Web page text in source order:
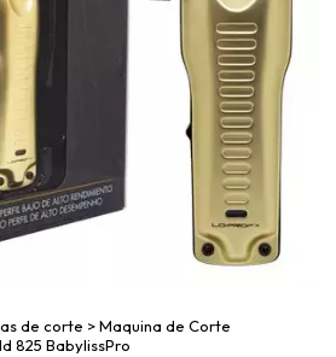
de corte >Maquina de Corte
825 BabylissPro